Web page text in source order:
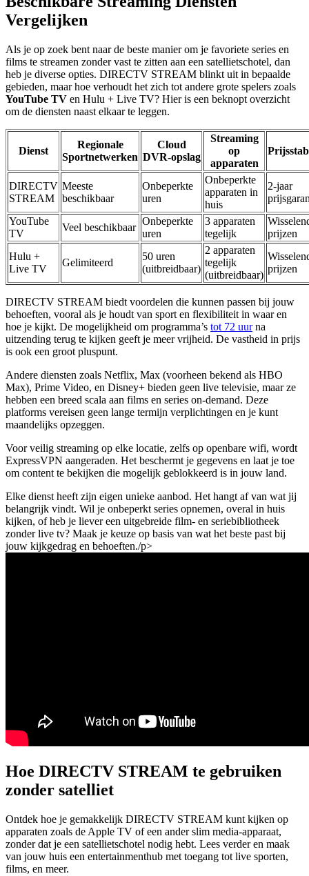
Vergelijken
Als je op zoek bent naar de beste manier om je favoriete series en
films te streamen zonder vast te zitten aan een satellietschotel, dan
heb je diverse opties. DIRECTV STREAM blinkt uit in bepaalde
gebieden, maar hoe verhoudt het zich tot andere grote spelers zoals
YouTube TV en Hulu + Live TV? Hier is een beknopt overzicht
om de diensten naast elkaar te leggen.
Dienst
Regionale
Sportnetwerken
Cloud
DVR-opslag
Streaming
op
apparaten
DIRECTV
STREAM
Meeste
beschikbaar
Onbeperkte
uren
Onbeperkte
apparaten in
huis
2-jaar
YouTube
TV
Veel beschikbaar
Onbeperkte
uren
3 apparaten
tegelijk
prijzen
Hulu +
Live TV
Gelimiteerd
50 uren
(uitbreidbaar)
2 apparaten
tegelijk
(uitbreidbaar)
prijzen
DIRECTV STREAM biedt voordelen die kunnen passen bij jouw
behoeften, vooral als je houdt van sport en flexibiliteit in waar en
hoe je kijkt. De mogelijkheid om programma’s tot 72 uurna
uitzending terug te kijken geeft je meer vrijheid. De vastheid in prijs
is ook een groot pluspunt.
Andere diensten zoals Netflix, Max (voorheen bekend als HBO
Max), Prime Video, en Disney+ bieden geen live televisie, maar ze
hebben een breed scala aan films en series on-demand. Deze
platforms vereisen geen lange termijn verplichtingen en je kunt
maandelijks opzeggen.
Voor veilig streaming op elke locatie, zelfs op openbare wifi, wordt
ExpressVPN aangeraden. Het beschermt je gegevens en laat je toe
om content te bekijken die mogelijk geblokkeerd is in jouw land.
Elke dienst heeft zijn eigen unieke aanbod. Het hangt af van wat jij
belangrijk vindt. Wil je onbeperkt series opnemen, overal in huis
kijken, of heb je liever een uitgebreide film- en seriebibliotheek
zonder live tv? Maak je keuze op basis van wat het beste past bij
jouw kijkgedrag en behoeften./p>
Hoe DIRECTV STREAM te gebruiken
zonder satelliet
Ontdek hoe je gemakkelijk DIRECTV STREAM kunt kijken op
apparaten zoals de Apple TV of een ander slim media-apparaat,
zonder dat je een satellietschotel nodig hebt. Lees verder en maak
van jouw huis een entertainmenthub met toegang tot live sporten,
films, en meer.